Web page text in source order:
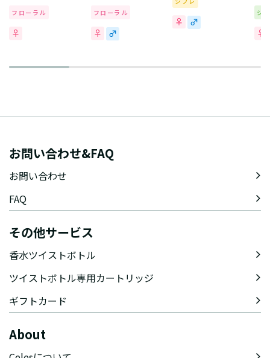
フローラル フローラル シ
お問い合わせ&FAQ
お問い合わせ
FAQ
その他サービス
香水ツイストボトル
ツイストボトル専用カートリッジ
ギフトカード
About